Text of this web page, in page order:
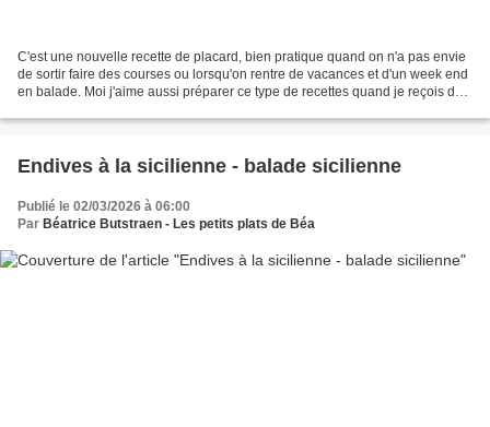
C'est une nouvelle recette de placard, bien pratique quand on n'a pas envie
de sortir faire des courses ou lorsqu'on rentre de vacances et d'un week end
en balade. Moi j'aime aussi préparer ce type de recettes quand je reçois des
Endives à la sicilienne - balade sicilienne
Publié le 02/03/2026 à 06:00
Par Béatrice Butstraen - Les petits plats de Béa